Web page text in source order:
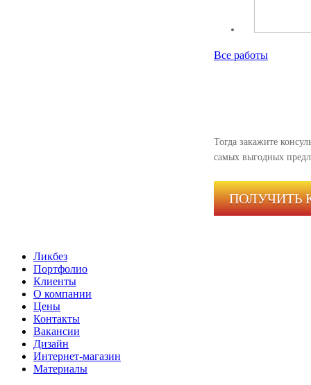
Все работы
Тогда закажите
самых выгодных
ПОЛУЧИТЬ
Ликбез
Портфолио
Клиенты
О компании
Цены
Контакты
Вакансии
Дизайн
Интернет-магазин
Материалы